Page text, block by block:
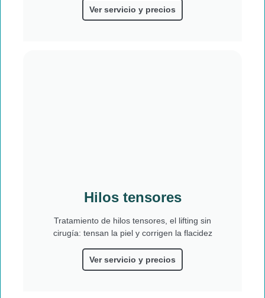
Ver servicio y precios
Hilos tensores
Tratamiento de hilos tensores, el lifting sin
cirugía: tensan la piel y corrigen la flacidez
Ver servicio y precios